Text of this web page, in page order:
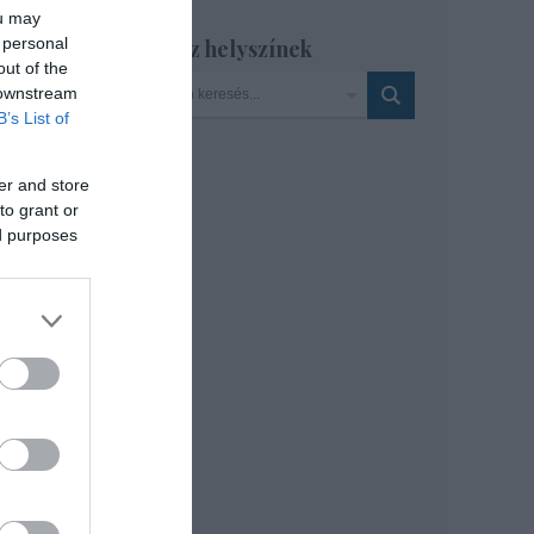
may
of the
List of
and store
grant or
purposes
Szinház helyszínek